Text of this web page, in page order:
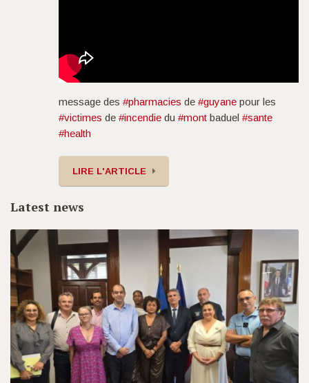
message des #pharmacies de #guyane pour les
#victimes de #incendie du #mont baduel #sante
#health
LIRE L'ARTICLE
Latest news